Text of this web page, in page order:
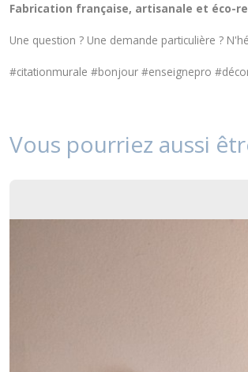
Fabrication française, artisanale et éco-
Une question ? Une demande particulière ?
#citationmurale #bonjour #enseignepro
Vous pourriez aussi